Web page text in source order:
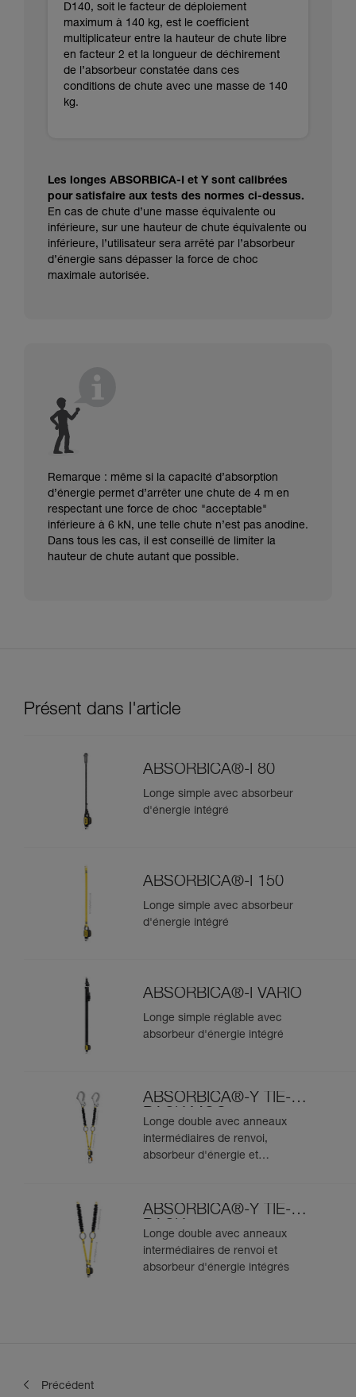
D140, soit le facteur de déploiement
maximum à 140 kg, est le coefficient
multiplicateur entre la hauteur de chute libre
en facteur 2 et la longueur de déchirement
de l’absorbeur constatée dans ces
conditions de chute avec une masse de 140
kg.
Les longes ABSORBICA-I et Y sont calibrées
pour satisfaire aux tests des normes ci-dessus.
En cas de chute d’une masse équivalente ou
inférieure, sur une hauteur de chute équivalente ou
inférieure, l’utilisateur sera arrêté par l’absorbeur
d’énergie sans dépasser la force de choc
maximale autorisée.
Remarque : même si la capacité d’absorption
d’énergie permet d’arrêter une chute de 4 m en
respectant une force de choc "acceptable"
inférieure à 6 kN, une telle chute n’est pas anodine.
Dans tous les cas, il est conseillé de limiter la
hauteur de chute autant que possible.
Présent dans l'article
ABSORBICA®-I 80
Longe simple avec absorbeur
d'énergie intégré
ABSORBICA®-I 150
Longe simple avec absorbeur
d'énergie intégré
ABSORBICA®-I VARIO
Longe simple réglable avec
absorbeur d'énergie intégré
ABSORBICA®-Y TIE-
BACK MGO
Longe double avec anneaux
intermédiaires de renvoi,
absorbeur d'énergie et
ABSORBICA®-Y TIE-
BACK
Longe double avec anneaux
intermédiaires de renvoi et
absorbeur d'énergie intégrés
Précédent